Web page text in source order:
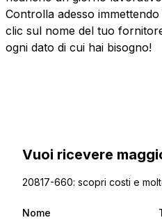
Controlla adesso
clic sul nome del tuo
ogni dato di cui hai bisogno!
Vuoi ricevere
20817-660: scopri costi e
Nome